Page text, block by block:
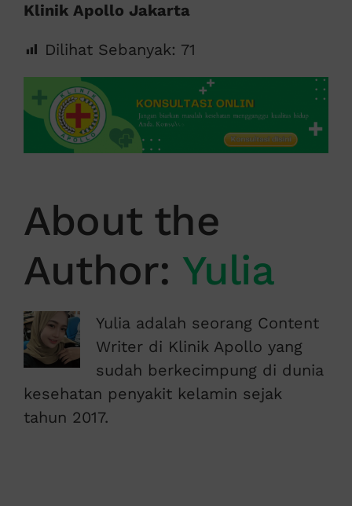
Klinik Apollo Jakarta
Dilihat Sebanyak: 71
About the
Author: Yulia
Yulia adalah seorang Content
Writer di Klinik Apollo yang
sudah berkecimpung di dunia
kesehatan penyakit kelamin sejak
tahun 2017.